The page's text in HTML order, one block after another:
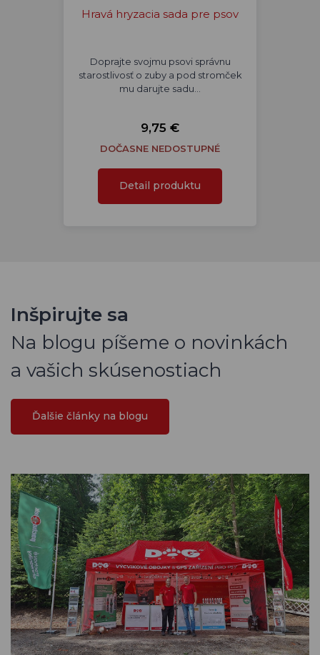
Hravá hryzacia sada pre psov
Doprajte svojmu psovi správnu
starostlivosť o zuby a pod stromček
mu darujte sadu…
9,75 €
DOČASNE NEDOSTUPNÉ
Detail produktu
Inšpirujte sa
Na blogu píšeme o novinkách
a vašich skúsenostiach
Ďalšie články na blogu